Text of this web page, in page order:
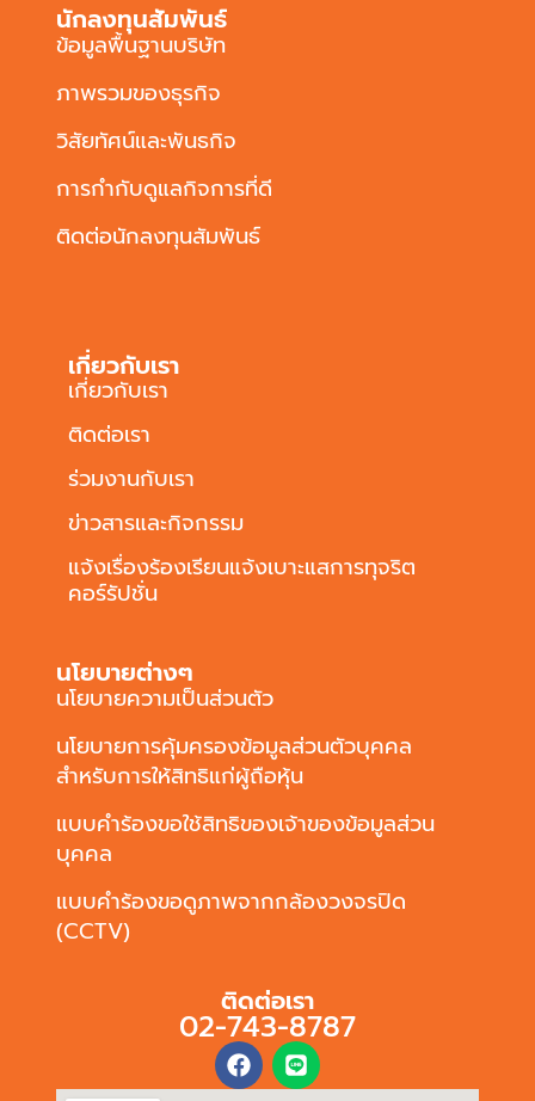
นักลงทุนสัมพันธ์
ข้อมูลพื้นฐานบริษัท
ภาพรวมของธุรกิจ
วิสัยทัศน์และพันธกิจ
การกำกับดูแลกิจการที่ดี
ติดต่อนักลงทุนสัมพันธ์
เกี่ยวกับเรา
เกี่ยวกับเรา
ติดต่อเรา
ร่วมงานกับเรา
ข่าวสารและกิจกรรม
แจ้งเรื่องร้องเรียนแจ้งเบาะแสการทุจริต
คอร์รัปชั่น
นโยบายต่างๆ
นโยบายความเป็นส่วนตัว
นโยบายการคุ้มครองข้อมูลส่วนตัวบุคคล
สำหรับการให้สิทธิแก่ผู้ถือหุ้น
แบบคำร้องขอใช้สิทธิของเจ้าของข้อมูลส่วน
บุคคล
แบบคำร้องขอดูภาพจากกล้องวงจรปิด
(CCTV)
ติดต่อเรา
02-743-8787